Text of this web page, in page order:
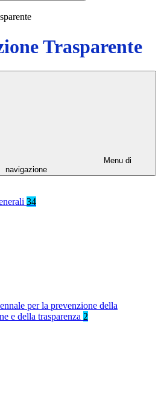
Trasparente
Menu di
navigazione
34
per la prevenzione della
e della trasparenza 2